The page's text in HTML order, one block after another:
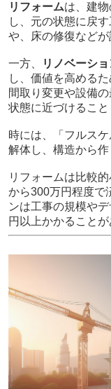
リフォームは、建
し、元の状態に戻
や、床の修復などが
一方、 リノベーシ
し、価値を高める
間取り変更や設備
状態に近づけること
時には、「フルス
解体し、構造から作
リフォームは比較
から300万円程度で
ンは工事の規模や
円以上かかることが